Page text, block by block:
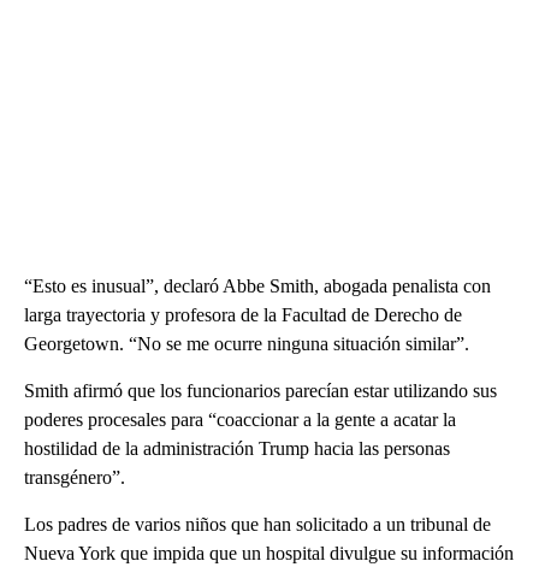
“Esto es inusual”, declaró Abbe Smith, abogada penalista con
larga trayectoria y profesora de la Facultad de Derecho de
Georgetown. “No se me ocurre ninguna situación similar”.
Smith afirmó que los funcionarios parecían estar utilizando sus
poderes procesales para “coaccionar a la gente a acatar la
hostilidad de la administración Trump hacia las personas
transgénero”.
Los padres de varios niños que han solicitado a un tribunal de
Nueva York que impida que un hospital divulgue su información